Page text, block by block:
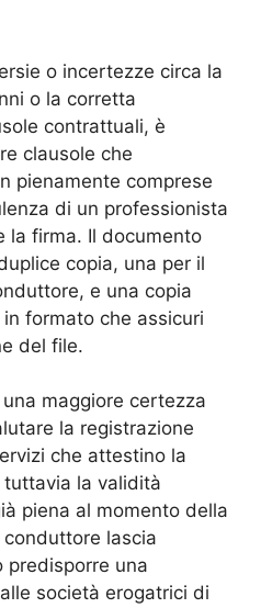
o incertezze circa la
o la corretta
contrattuali, è
clausole che
pienamente comprese
di un professionista
la firma. Il documento
copia, una per il
e una copia
formato che assicuri
del file.
maggiore certezza
la registrazione
che attestino la
la validità
piena al momento della
lascia
predisporre una
società erogatrici di